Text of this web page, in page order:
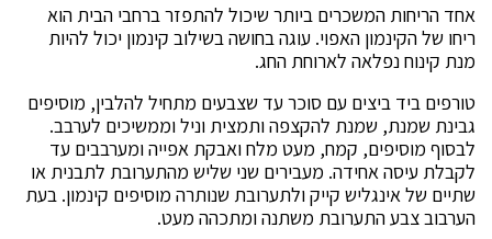
אחד הריחות המשכרים ביותר שיכול להתפזר ברחבי הבית הוא
ריחו של הקינמון האפוי. עוגה בחושה בשילוב קינמון יכול להיות
מנת קינוח נפלאה לארוחת החג.
טורפים ביד ביצים עם סוכר עד שצבעים מתחיל להלבין, מוסיפים
גבינת שמנת, שמנת להקצפה ותמצית וניל וממשיכים לערבב.
לבסוף מוסיפים, קמח, מעט מלח ואבקת אפייה ומערבבים עד
לקבלת עיסה אחידה. מעבירים שני שליש מהתערובת לתבנית או
שתיים של אינגליש קייק ולתערובת שנותרה מוסיפים קינמון. בעת
הערבוב צבע התערובת משתנה ומתכהה מעט.